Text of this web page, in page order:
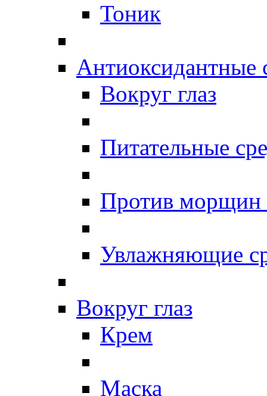
Тоник
Антиоксидантные
Вокруг глаз
Питательные
Против
Увлажняющие
Вокруг глаз
Крем
Маска